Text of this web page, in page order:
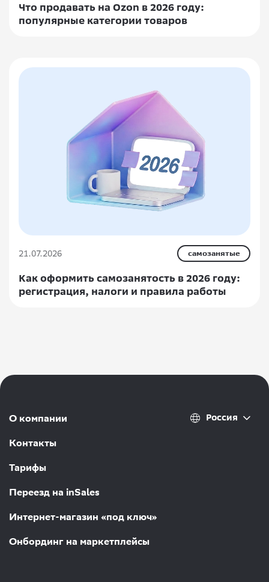
Что продавать на Ozon в 2026 году:
популярные категории товаров
21.07.2026 самозанятые
Как оформить самозанятость в 2026 году:
регистрация, налоги и правила работы
О компании
Контакты
Тарифы
Переезд на inSales
Интернет-магазин «под ключ»
Онбординг на маркетплейсы
Россия